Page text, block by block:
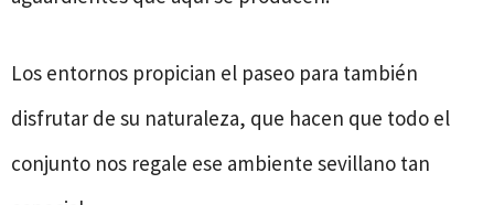
Los entornos propician el paseo para también
disfrutar de su naturaleza, que hacen que todo el
conjunto nos regale ese ambiente sevillano tan